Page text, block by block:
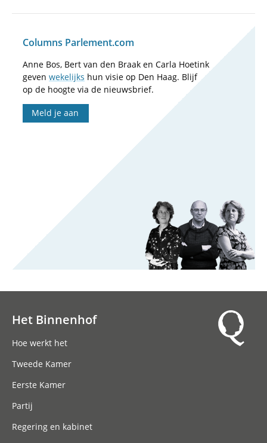
Columns Parlement.com
Anne Bos, Bert van den Braak en Carla Hoetink
geven wekelijks hun visie op Den Haag. Blijf
op de hoogte via de nieuwsbrief.
Meld je aan
Het Binnenhof
Hoe werkt het
Tweede Kamer
Eerste Kamer
Partij
Regering en kabinet